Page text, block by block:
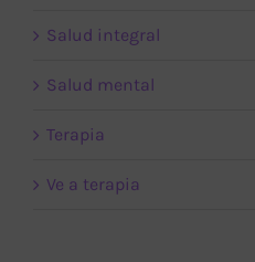
Salud integral
Salud mental
Terapia
Ve a terapia